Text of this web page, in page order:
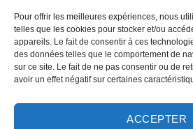
Pour offrir les meilleures expériences, nous
telles que les cookies pour stocker et/ou
appareils. Le fait de consentir à ces
des données telles que le comportement de
sur ce site. Le fait de ne pas consentir ou de
avoir un effet négatif sur certaines
ACCEPTER